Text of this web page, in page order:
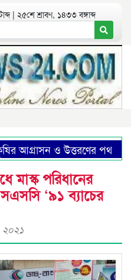
| ২৫শে শ্রাবণ, ১৪৩৩ বঙ্গাব্দ
আগ্রাসন ও উত্তরণের পথ
মাস্ক পরিধানের
‘৯১ ব্যাচের
২০২১